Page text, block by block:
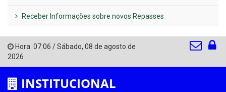
Receber Informações sobre novos Repasses
Hora: 07:06 /Sábado, 08 de agosto de
2026
INSTITUCIONAL